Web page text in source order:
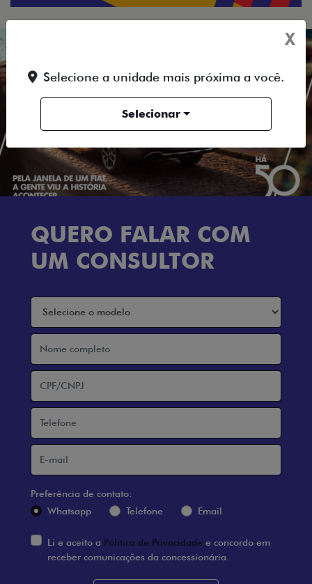
UM CONSULTOR
Preferência de contato:
Whatsapp
X
Selecione a unidade mais próxima a você.
Selecionar